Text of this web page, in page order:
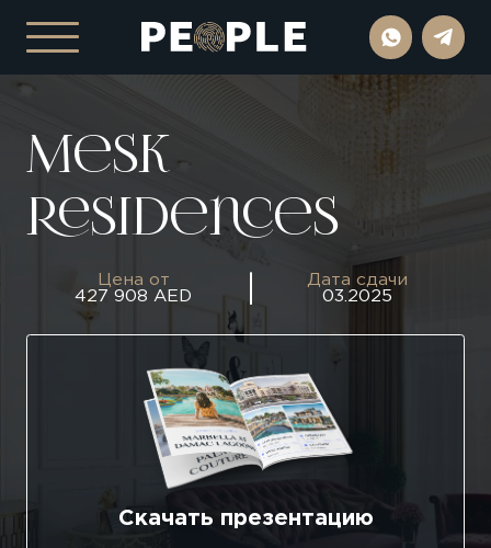
Mesk
Residences
Цена от
427 908 AED
Дата сдачи
03.2025
Скачать презентацию